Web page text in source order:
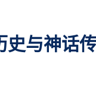
史与神话